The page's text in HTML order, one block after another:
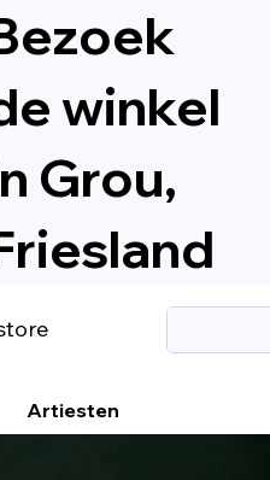
winkel
Grou,
Artiesten